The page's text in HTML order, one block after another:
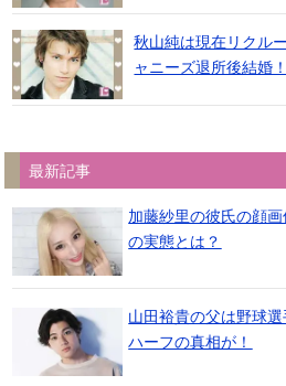
秋山純は現在リクル
ャニーズ退所後結婚！
最新記事
加藤紗里の彼氏の顔
の実態とは？
山田裕貴の父は野球
ハーフの真相が！